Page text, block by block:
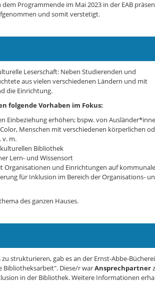
Programmende im Mai 2023 in der EAB
und somit verstetigt.
Leserschaft: Neben Studierenden und
aus vielen verschiedenen Ländern und mit
die Einrichtung.
folgende Vorhaben im Fokus:
Einbeziehung erhöhen; bspw. von
Menschen mit verschiedenen körperlichen
v. m.
Bibliothek
Lern- und Wissensort
und Einrichtungen auf
für Inklusion im Bereich der Organisations-
des ganzen Hauses.
strukturieren, gab es an der Ernst-Abbe-
Diese/r warAnsprechpartner
in der Bibliothek. Weitere Informationen